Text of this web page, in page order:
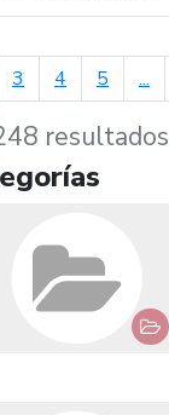
3 4 5 ...
resultados